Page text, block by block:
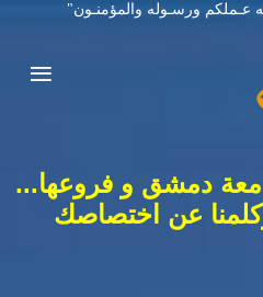
دمشق و فروعها...
عن اختصاصك